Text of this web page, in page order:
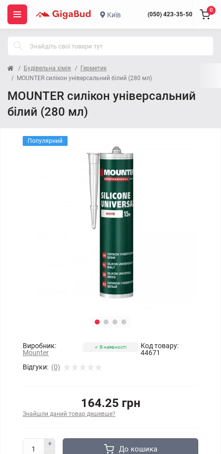
Київ (050) 423-35-50
0
Будівельна хімія
Герметик
MOUNTER силікон універсальний білий (280 мл)
MOUNTER силікон універсальний
білий (280 мл)
Популярний
Виробник:
Mounter
Код товару:
44671
Відгуки: (0)
В наявності
164.25 грн
Знайшли даний товар дешевше?
До кошика